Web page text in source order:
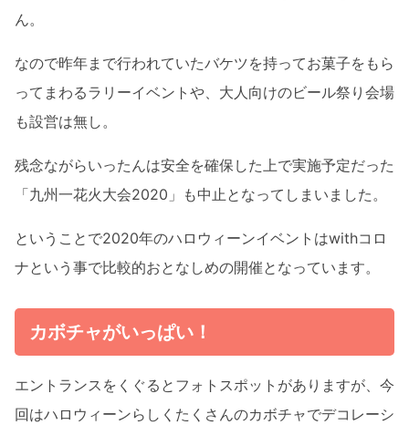
ん。
なので昨年まで行われていたバケツを持ってお菓子をもら
ってまわるラリーイベントや、大人向けのビール祭り会場
も設営は無し。
残念ながらいったんは安全を確保した上で実施予定だった
「九州一花火大会2020」も中止となってしまいました。
ということで2020年のハロウィーンイベントはwithコロ
ナという事で比較的おとなしめの開催となっています。
カボチャがいっぱい！
エントランスをくぐるとフォトスポットがありますが、今
回はハロウィーンらしくたくさんのカボチャでデコレーシ